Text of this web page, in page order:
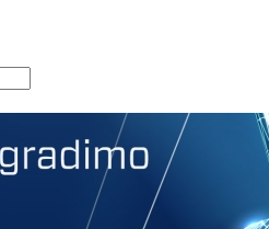
Professional CP-